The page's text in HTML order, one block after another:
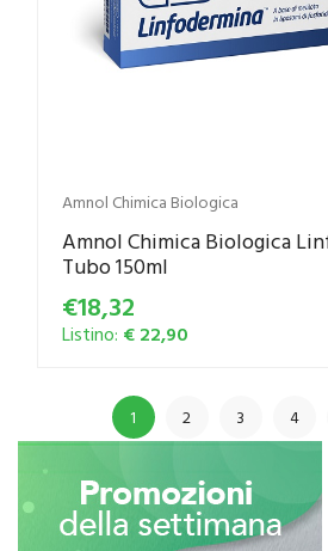
Amnol Chimica Biologica
Amnol Chimica Biologica
Tubo 150ml
€18,32
Listino: € 22,90
1 2 3 4